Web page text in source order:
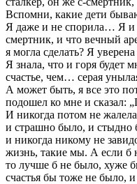
Вспомни, какие дети
Я даже и не спорила… Я и
смертник, и что вечный
я могла сделать? Я
Я знала, что и горя будет
счастье, чем… серая
А может быть, я все это
подошел ко мне и сказал:
И никогда потом не
и страшно было, и стыдно
и никогда никому не
жизнь, такие мы. А если б
то лучше б не было, хуже
счастья бы тоже не